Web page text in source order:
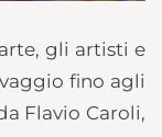
gli artisti e
fino agli
Flavio Caroli,